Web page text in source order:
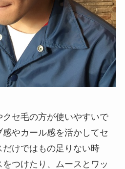
セ毛の方が使いやすいで
やカール感を活かしてセ
だけではもの足りない時
つけたり、ムースとワッ